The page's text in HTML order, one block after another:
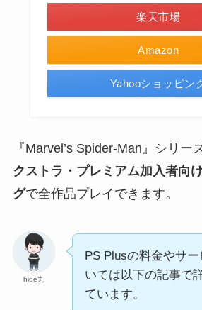
Amazon
楽天市場
Yahooショッピン
『Marvel’s Spider-Man』シリー
クストラ・プレミアム加入者向
グで全作品プレイできます。
hide丸
PS Plusの料金やサ
いては以下の記事で
ています。